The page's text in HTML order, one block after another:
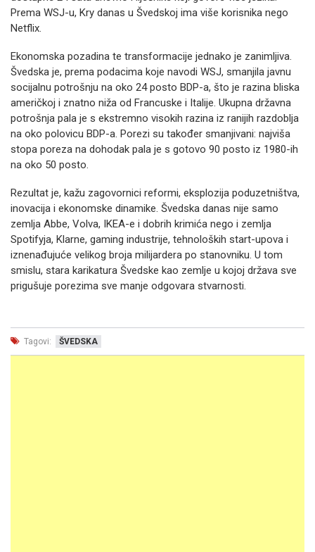
Prema WSJ-u, Kry danas u Švedskoj ima više korisnika nego
Netflix.
Ekonomska pozadina te transformacije jednako je zanimljiva.
Švedska je, prema podacima koje navodi WSJ, smanjila javnu
socijalnu potrošnju na oko 24 posto BDP-a, što je razina bliska
američkoj i znatno niža od Francuske i Italije. Ukupna državna
potrošnja pala je s ekstremno visokih razina iz ranijih razdoblja
na oko polovicu BDP-a. Porezi su također smanjivani: najviša
stopa poreza na dohodak pala je s gotovo 90 posto iz 1980-ih
na oko 50 posto.
Rezultat je, kažu zagovornici reformi, eksplozija poduzetništva,
inovacija i ekonomske dinamike. Švedska danas nije samo
zemlja Abbe, Volva, IKEA-e i dobrih krimića nego i zemlja
Spotifyja, Klarnе, gaming industrije, tehnoloških start-upova i
iznenađujuće velikog broja milijardera po stanovniku. U tom
smislu, stara karikatura Švedske kao zemlje u kojoj država sve
prigušuje porezima sve manje odgovara stvarnosti.
Tagovi: ŠVEDSKA